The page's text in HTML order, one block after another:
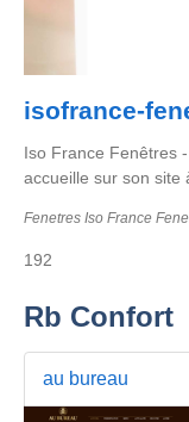
isofrance-
Iso France Fenêtres
accueille sur son site
Fenetres Iso France
192
Rb Confort
au bureau